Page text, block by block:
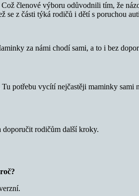
členové výboru odůvodnili tím, že
se z části týká rodičů i dětí s poruchou
za námi chodí sami, a to i bez
potřebu vycítí nejčastěji maminky
doporučit rodičům další kroky.